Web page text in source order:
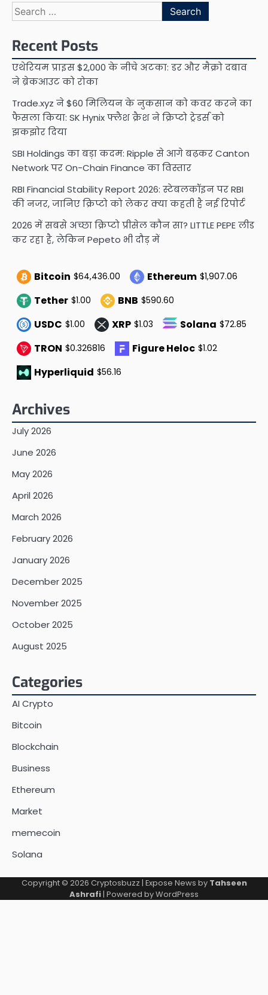
Search
for:
Recent Posts
एथेरियम प्राइस $2,000 के नीचे अटका: डर और मैक्रो दबाव
ने ब्रेकआउट को रोका
Trade.xyz ने $60 मिलियन के नुकसान को कवर करने का
फैसला किया: SK Hynix फ्लैश क्रैश ने क्रिप्टो ट्रेडर्स को
झकझोर दिया
SBI Holdings का बड़ा कदम: Ripple से आगे बढ़कर Canton
Network पर On-Chain Finance का विस्तार
RBI Financial Stability Report 2026: स्टेबलकॉइन पर RBI
की नजर, जानिए क्रिप्टो को लेकर क्या कहती है नई रिपोर्ट
2026 में सबसे अच्छा क्रिप्टो प्रीसेल कौन सा? LITTLE PEPE लीड
कर रहा है, लेकिन Pepeto भी दौड़ में
Bitcoin $64,436.00 Ethereum $1,907.06
Tether $1.00 BNB $590.60
USDC $1.00 XRP $1.03 Solana $72.85
TRON $0.326816 Figure Heloc $1.02
Hyperliquid $56.16
Archives
July 2026
June 2026
May 2026
April 2026
March 2026
February 2026
January 2026
December 2025
November 2025
October 2025
August 2025
Categories
AI Crypto
Bitcoin
Blockchain
Business
Ethereum
Market
memecoin
Solana
Copyright © 2026 Cryptosbuzz | Expose News by Tahseen
Ashrafi| Powered byWordPress